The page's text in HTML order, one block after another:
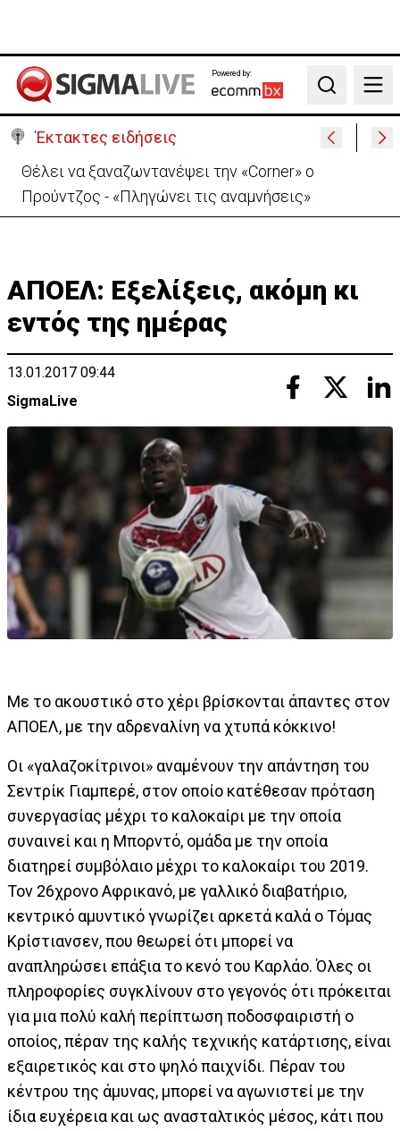
Powered by:
Search
Έκτακτες ειδήσεις
Θέλει να ξαναζωντανέψει την «Corner» o
Προύντζος - «Πληγώνει τις αναμνήσεις»
ΑΠΟΕΛ: Εξελίξεις, ακόμη κι
εντός της ημέρας
13.01.2017 09:44
SigmaLive
Με το ακουστικό στο χέρι βρίσκονται άπαντες στον
ΑΠΟΕΛ, με την αδρεναλίνη να χτυπά κόκκινο!
Οι «γαλαζοκίτρινοι» αναμένουν την απάντηση του
Σεντρίκ Γιαμπερέ, στον οποίο κατέθεσαν πρόταση
συνεργασίας μέχρι το καλοκαίρι με την οποία
συναινεί και η Μπορντό, ομάδα με την οποία
διατηρεί συμβόλαιο μέχρι το καλοκαίρι του 2019.
Τον 26χρονο Αφρικανό, με γαλλικό διαβατήριο,
κεντρικό αμυντικό γνωρίζει αρκετά καλά ο Τόμας
Κρίστιανσεν, που θεωρεί ότι μπορεί να
αναπληρώσει επάξια το κενό του Καρλάο. Όλες οι
πληροφορίες συγκλίνουν στο γεγονός ότι πρόκειται
για μια πολύ καλή περίπτωση ποδοσφαιριστή ο
οποίος, πέραν της καλής τεχνικής κατάρτισης, είναι
εξαιρετικός και στο ψηλό παιχνίδι. Πέραν του
κέντρου της άμυνας, μπορεί να αγωνιστεί με την
ίδια ευχέρεια και ως ανασταλτικός μέσος, κάτι που